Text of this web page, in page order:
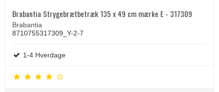
Brabantia Strygebrætbetræk 135 x 49 cm mærke E - 317309
Brabantia
8710755317309_Y-2-7
1-4 Hverdage